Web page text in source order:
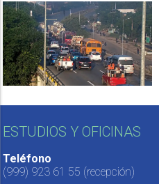
ESTUDIOS Y OFICINAS
Teléfono
(999) 923 61 55 (recepción)